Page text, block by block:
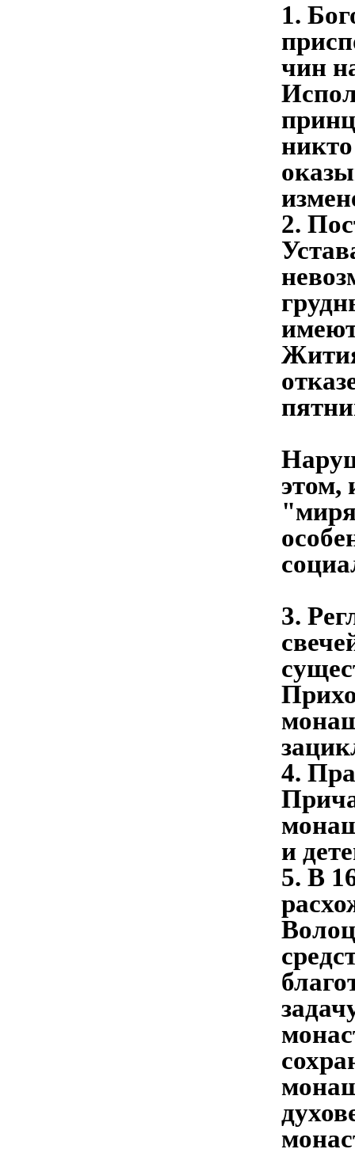
1.
чин
2.
этом,
3.
4.
и
5. В